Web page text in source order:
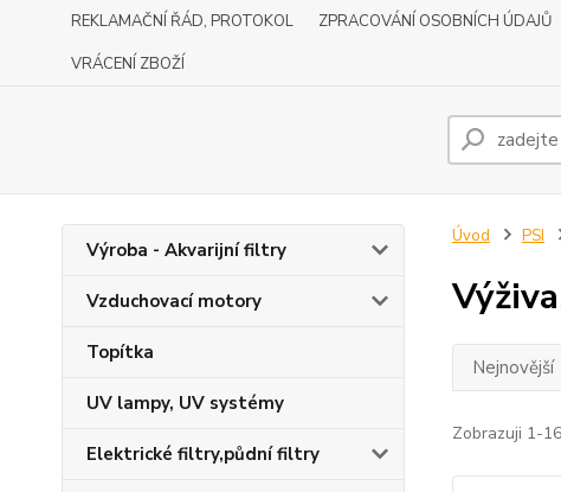
REKLAMAČNÍ ŘÁD, PROTOKOL ZPRACOVÁNÍ OSOBNÍCH ÚDAJŮ
VRÁCENÍ ZBOŽÍ
Výroba - Akvarijní filtry
Vzduchovací motory
Topítka
UV lampy, UV systémy
Elektrické filtry,půdní filtry
Úvod PSI
Nejnovější
Zobrazuji 1-